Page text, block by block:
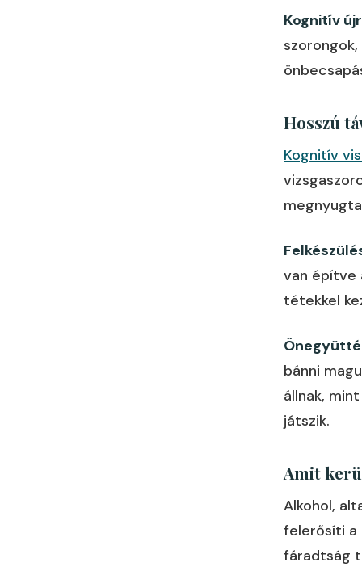
Kognitív
Hosszú
Kognitív
van építve
tétekkel
bánni
állnak,
játszik.
Amit
Alkohol,
felerősíti a
fáradtság